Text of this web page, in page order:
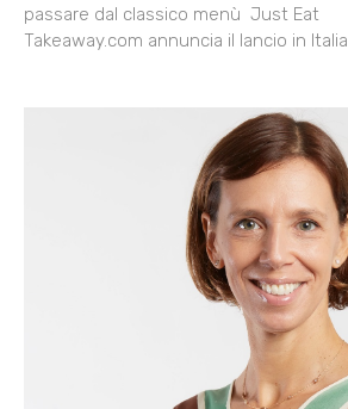
passare dal classico menù Just Eat
Takeaway.com annuncia il lancio in Italia